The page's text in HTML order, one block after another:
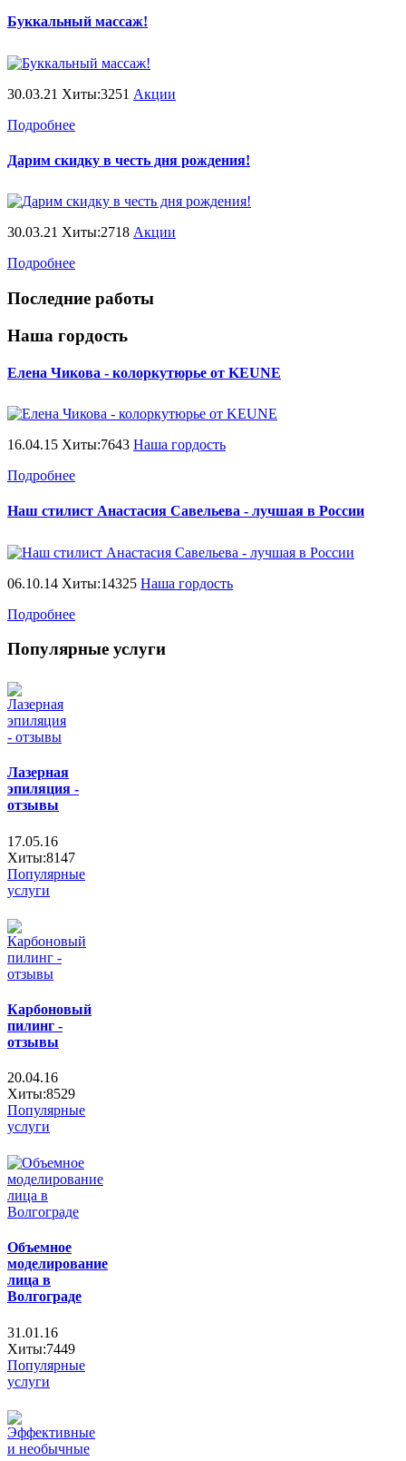
Буккальный массаж!
30.03.21 Хиты:3251 Акции
Подробнее
Дарим скидку в честь дня рождения!
30.03.21 Хиты:2718 Акции
Подробнее
Последние работы
Наша гордость
Елена Чикова - колоркутюрье от KEUNE
16.04.15 Хиты:7643 Наша гордость
Подробнее
Наш стилист Анастасия Савельева - лучшая в России
06.10.14 Хиты:14325 Наша гордость
Подробнее
Популярные услуги
Лазерная
эпиляция -
отзывы
17.05.16
Хиты:8147
Популярные
услуги
Карбоновый
пилинг -
отзывы
20.04.16
Хиты:8529
Популярные
услуги
Объемное
моделирование
лица в
Волгограде
31.01.16
Хиты:7449
Популярные
услуги